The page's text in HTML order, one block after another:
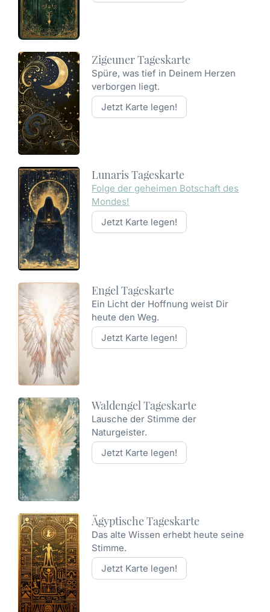
Zigeuner Tageskarte
Spüre, was tief in Deinem Herzen
verborgen liegt.
Jetzt Karte legen!
Lunaris Tageskarte
Folge der geheimen Botschaft des
Mondes!
Jetzt Karte legen!
Engel Tageskarte
Ein Licht der Hoffnung weist Dir
heute den Weg.
Jetzt Karte legen!
Waldengel Tageskarte
Lausche der Stimme der
Naturgeister.
Jetzt Karte legen!
Ägyptische Tageskarte
Das alte Wissen erhebt heute seine
Stimme.
Jetzt Karte legen!